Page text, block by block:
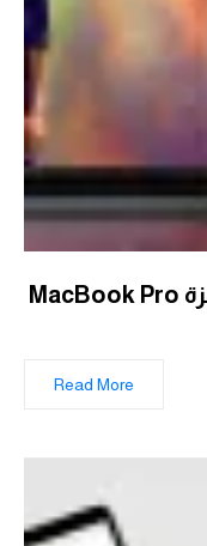
أبل تطلق الجيل الجديد من أجهزة MacBook Pro
Read More